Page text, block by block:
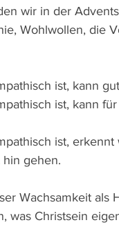
wir in der
Wohlwollen, die
ist, kann
ist, kann
ist,
gehen.
Wachsamkeit als
was Christsein